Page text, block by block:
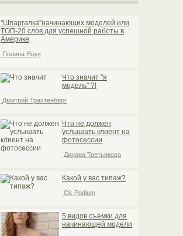
"Шпаргалка"начинающих моделей или
TOП-20 слов для успешной работы в
Америке
Полина Яцук
Что значит "я
модель" ?!
Дмитрий Трахтенберг
Что не должен
услышать клиент на
фотосессии
Динара Третьякова
Какой у вас типаж?
Ok Podium
5 видов съемки для
начинающей модели